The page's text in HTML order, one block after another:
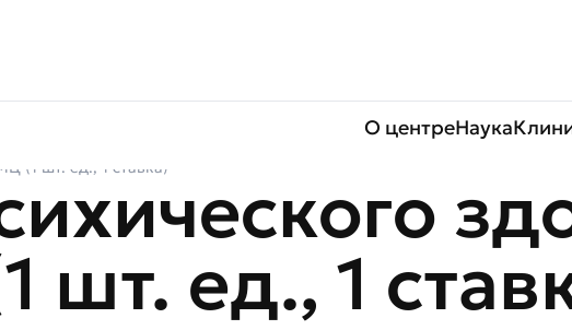
О центреНаука
(1 шт. ед., 1 ставка)
ед., 1